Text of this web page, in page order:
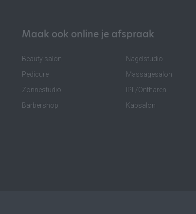
Maak ook online je afspraak
Beauty salon
Pedicure
Zonnestudio
Barbershop
Nagelstudio
Massagesalon
IPL/Ontharen
Kapsalon